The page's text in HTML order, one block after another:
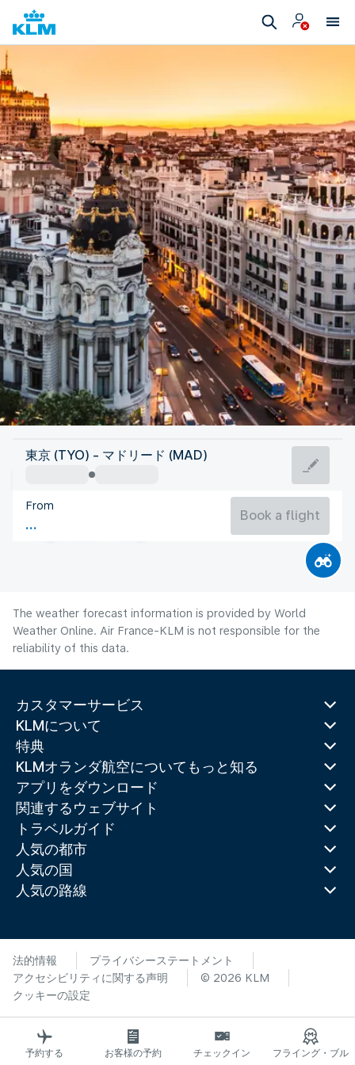
Spain
Madrid
Spain
Flight time
東京 (TYO) - マドリード (MAD)
From
Book a flight
The weather forecast information is provided by World
Weather Online. Air France-KLM is not responsible for the
reliability of this data.
カスタマーサービス
KLMについて
特典
KLMオランダ航空についてもっと知る
アプリをダウンロード
関連するウェブサイト
トラベルガイド
人気の都市
人気の国
人気の路線
法的情報
プライバシーステートメント
アクセシビリティに関する声明
© 2026 KLM
クッキーの設定
予約する お客様の予約 チェックイン
フライング・ブル